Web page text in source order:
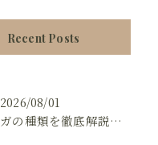
Recent Posts
2026/08/01
ヨガの種類を徹底解説初心者が自分に合うヨガを見つけるための選び方ガイド